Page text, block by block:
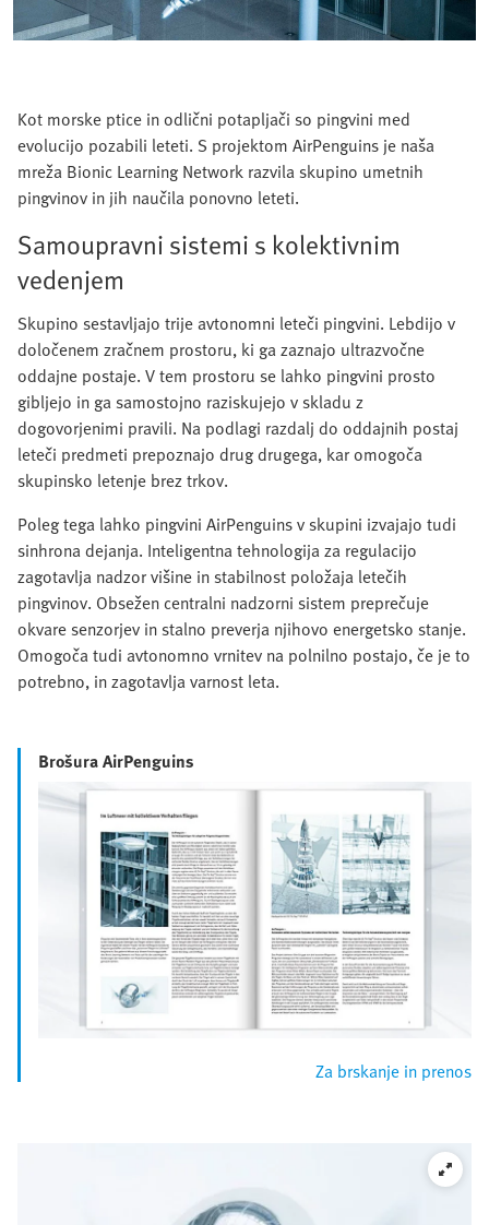
Kot morske ptice in odlični potapljači so pingvini med
evolucijo pozabili leteti. S projektom AirPenguins je naša
mreža Bionic Learning Network razvila skupino umetnih
pingvinov in jih naučila ponovno leteti.
Samoupravni sistemi s kolektivnim
vedenjem
Skupino sestavljajo trije avtonomni leteči pingvini. Lebdijo v
določenem zračnem prostoru, ki ga zaznajo ultrazvočne
oddajne postaje. V tem prostoru se lahko pingvini prosto
gibljejo in ga samostojno raziskujejo v skladu z
dogovorjenimi pravili. Na podlagi razdalj do oddajnih postaj
leteči predmeti prepoznajo drug drugega, kar omogoča
skupinsko letenje brez trkov.
Poleg tega lahko pingvini AirPenguins v skupini izvajajo tudi
sinhrona dejanja. Inteligentna tehnologija za regulacijo
zagotavlja nadzor višine in stabilnost položaja letečih
pingvinov. Obsežen centralni nadzorni sistem preprečuje
okvare senzorjev in stalno preverja njihovo energetsko stanje.
Omogoča tudi avtonomno vrnitev na polnilno postajo, če je to
potrebno, in zagotavlja varnost leta.
Brošura AirPenguins
Za brskanje in prenos